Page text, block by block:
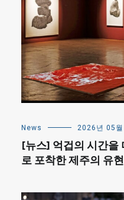
News 2026년 05
[뉴스] 억겁의 시간을
로 포착한 제주의 유현